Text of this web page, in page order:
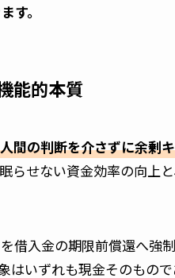
す。
能的本質
間の判断を介さずに余剰
らせない資金効率の向上
借入金の期限前償還へ強
はいずれも現金そのもの